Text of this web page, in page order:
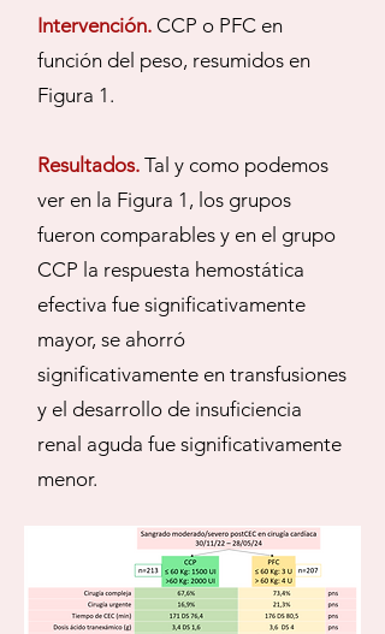
Intervención. CCP o PFC en
función del peso, resumidos en
Figura 1.
Resultados. Tal y como podemos
ver en la Figura 1, los grupos
fueron comparables y en el grupo
CCP la respuesta hemostática
efectiva fue significativamente
mayor, se ahorró
significativamente en transfusiones
y el desarrollo de insuficiencia
renal aguda fue significativamente
menor.